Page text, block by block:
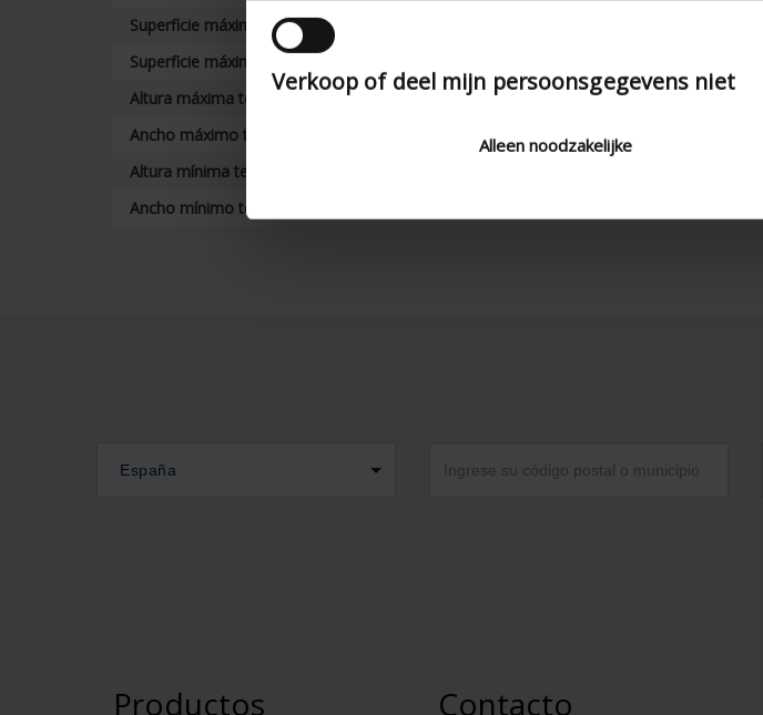
Verkoop of deel mijn persoonsgegevens niet
Alleen noodzakelijke
Superficie máxima (m²)
Superficie máxima acoplado (m²)
Altura máxima tejido (mm)
Ancho máximo tejido (mm)
Altura mínima tejido (mm)
Ancho mínimo tejido (mm)
España
Productos Contacto